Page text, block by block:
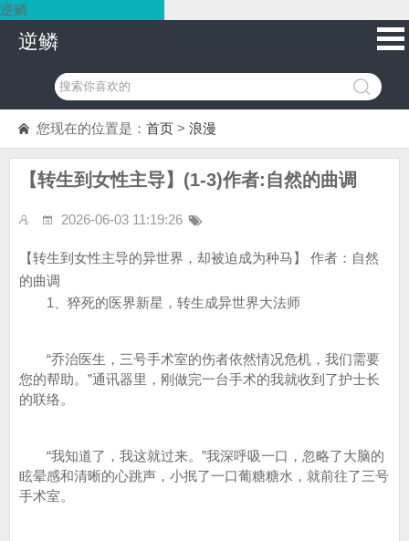
逆鳞
逆鳞
您现在的位置是： 首页 > 浪漫
【转生到女性主导】(1-3)作者:自然的曲调
2026-06-03 11:19:26
【转生到女性主导的异世界，却被迫成为种马】 作者：自然
的曲调
1、猝死的医界新星，转生成异世界大法师
“乔治医生，三号手术室的伤者依然情况危机，我们需要
您的帮助。”通讯器里，刚做完一台手术的我就收到了护士长
的联络。
“我知道了，我这就过来。”我深呼吸一口，忽略了大脑的
眩晕感和清晰的心跳声，小抿了一口葡糖糖水，就前往了三号
手术室。